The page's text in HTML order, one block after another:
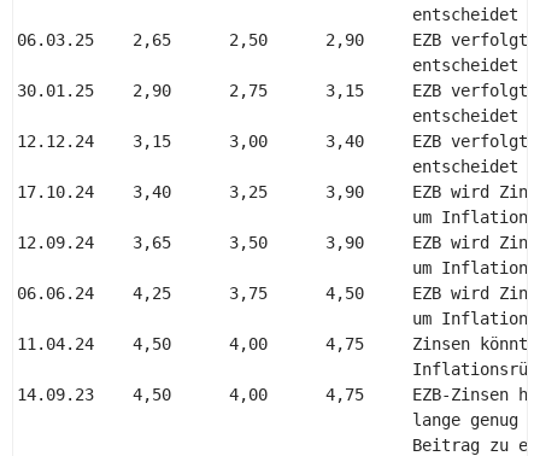
entscheidet
06.03.25    2,65      2,50      2,90     EZB verfolgt
entscheidet
30.01.25    2,90      2,75      3,15     EZB verfolgt
entscheidet
12.12.24    3,15      3,00      3,40     EZB verfolgt
entscheidet
17.10.24    3,40      3,25      3,90     EZB wird
um
12.09.24    3,65      3,50      3,90     EZB wird
um
06.06.24    4,25      3,75      4,50     EZB wird
um
11.04.24    4,50      4,00      4,75     Zinsen
14.09.23    4,50      4,00      4,75     EZB-Zinsen
lange genug
Beitrag zu